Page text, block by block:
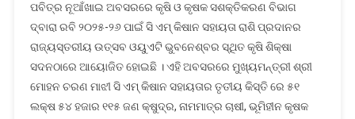
ଭାଇ
ଭଉଣୀଙ୍କୁ
ମୁଖ୍ୟମନ୍ତ୍ରୀଙ୍କ
ନୂଆଁଖାଇ
ଭେଟି
ପବିତ୍ର ନୂଆଁଖାଇ ଅବସରରେ କୃଷି ଓ କୃଷକ ସଶକ୍ତିକରଣ ବିଭାଗ
ଦ୍ବାରା ରବି ୨୦୨୫-୨୬ ପାଇଁ ସି ଏମ୍ କିଷାନ ସହାୟତା ରାଶି ପ୍ରଦାନର
ରାଜ୍ୟସ୍ତରୀୟ ଉତ୍ସବ ଓୟୁଏଟି ଭୁବନେଶ୍ବର ସ୍ଥିତ କୃଷି ଶିକ୍ଷା
ସଦନଠାରେ ଆୟୋଜିତ ହୋଇଛି । ଏହି ଅବସରରେ ମୁଖ୍ୟମନ୍ତ୍ରୀ ଶ୍ରୀ
ମୋହନ ଚରଣ ମାଝୀ ସି ଏମ୍ କିଷାନ ସହାୟତାର ତୃତୀୟ କିସ୍ତି ରେ ୫୧
ଲକ୍ଷ ୫୪ ହଜାର ୧୧୫ ଜଣ କ୍ଷୁଦ୍ର, ନାମମାତ୍ର ଚାଷୀ, ଭୂମିହୀନ କୃଷକ